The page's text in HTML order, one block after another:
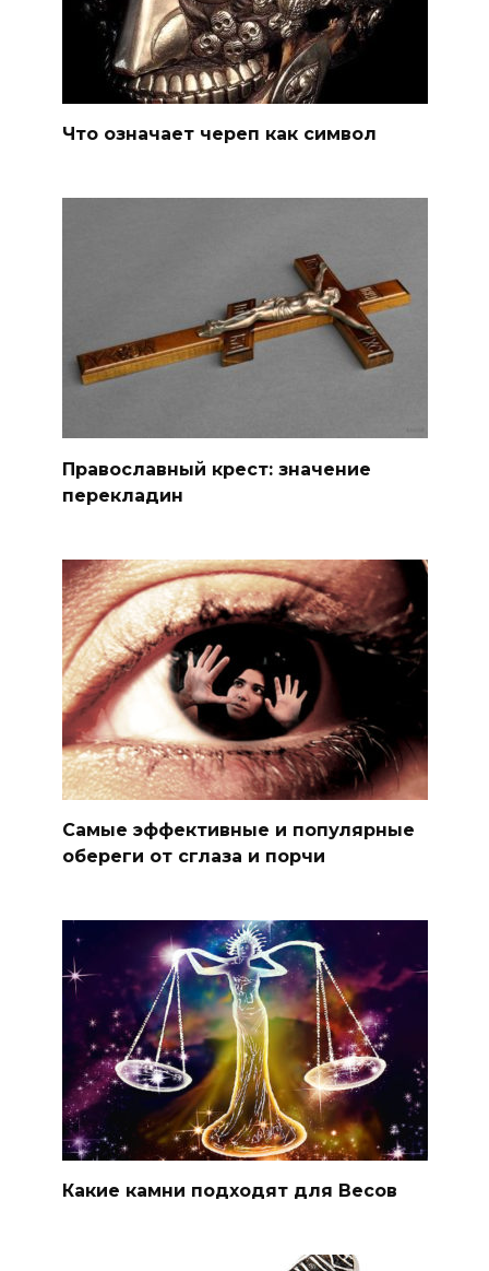
Что означает череп как символ
Православный крест: значение
перекладин
Самые эффективные и популярные
обереги от сглаза и порчи
Какие камни подходят для Весов